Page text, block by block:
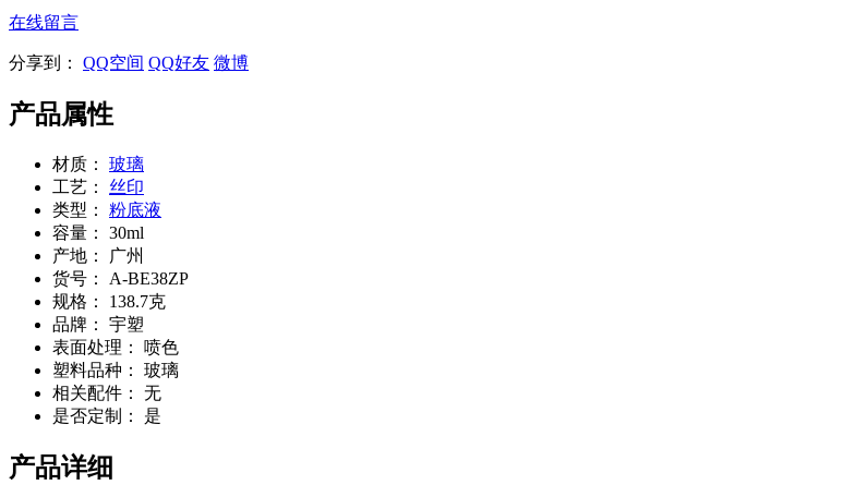
在线留言
分享到： QQ空间 QQ好友 微博
产品属性
材质：
玻璃
工艺：
丝印
类型：
粉底液
容量：
30ml
产地：
广州
货号：
A-BE38ZP
规格：
138.7克
品牌：
宇塑
表面处理：
喷色
塑料品种：
玻璃
相关配件：
无
是否定制：
是
产品详细